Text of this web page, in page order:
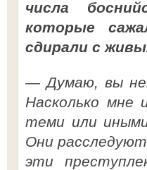
числа
которые
сдирали с
— Думаю, вы
Насколько мне
теми или
Они
эти